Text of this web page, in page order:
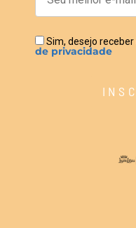
Sim, desejo
de privacidade